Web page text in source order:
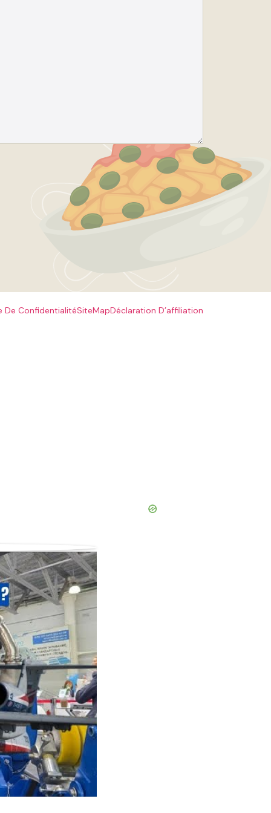
De ConfidentialitéSiteMapDéclaration D’affiliation